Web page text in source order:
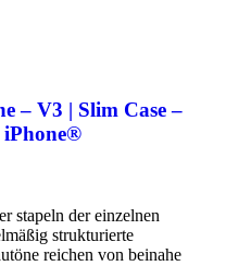
– V3 | Slim Case –
iPhone®
stapeln der einzelnen
strukturierte
reichen von beinahe